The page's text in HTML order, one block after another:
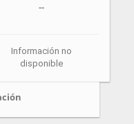
--
Información no
disponible